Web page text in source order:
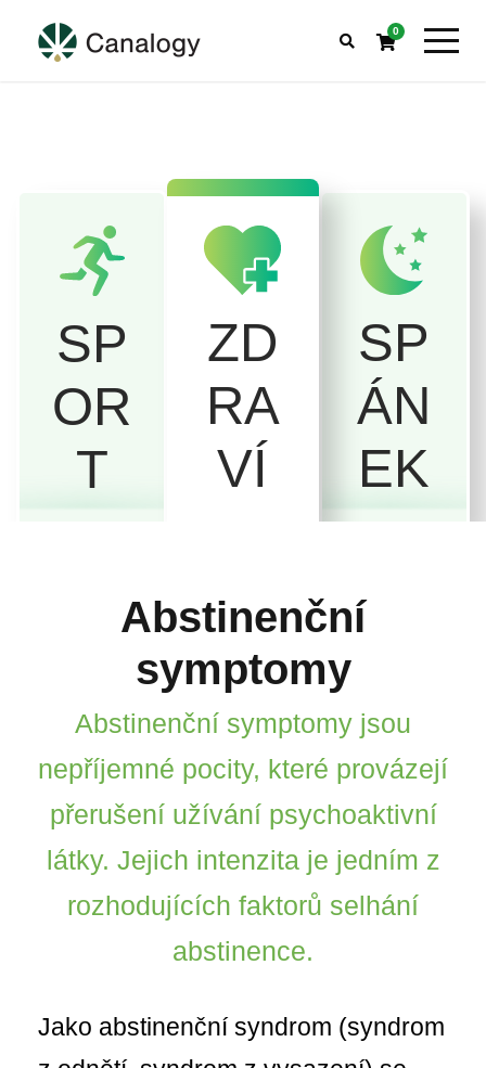
0
SP
OR
T
ZD
RA
VÍ
SP
ÁN
EK
Abstinenční
symptomy
Abstinenční symptomy jsou
nepříjemné pocity, které provázejí
přerušení užívání psychoaktivní
látky. Jejich intenzita je jedním z
rozhodujících faktorů selhání
abstinence.
Jako abstinenční syndrom (syndrom